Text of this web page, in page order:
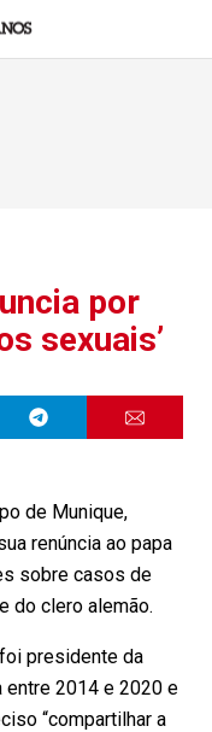
por
sexuais’
de Munique,
renúncia ao papa
sobre casos de
do clero alemão.
presidente da
entre 2014 e 2020 e
“compartilhar a